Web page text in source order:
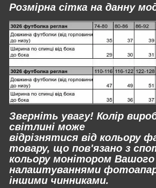
Розмірна сітка на данну
Зверніть увагу! Колір
світлині може
відрізнятися від кольору
товару, що пов'язано з
кольору монітором
налаштуваннями
іншими чинниками.